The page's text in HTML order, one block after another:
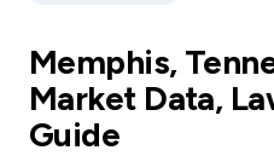
Memphis,
Market Data,
Guide